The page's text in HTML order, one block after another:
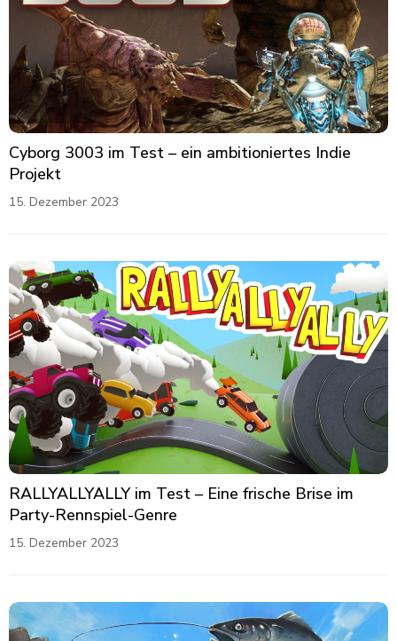
Cyborg 3003 im Test – ein ambitioniertes Indie
Projekt
15. Dezember 2023
RALLYALLYALLY im Test – Eine frische Brise im
Party-Rennspiel-Genre
15. Dezember 2023